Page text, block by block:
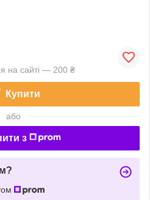
на сайті — 200 ₴
Купити
або
з